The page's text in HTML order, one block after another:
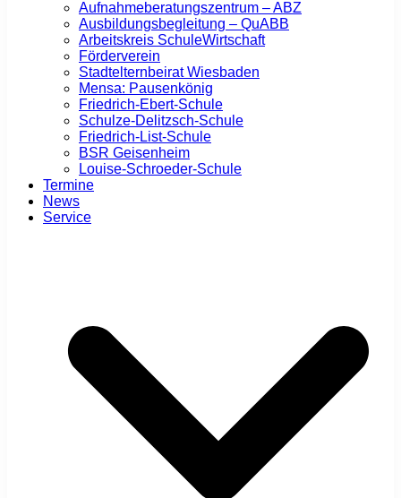
Aufnahmeberatungszentrum – ABZ
Ausbildungsbegleitung – QuABB
Arbeitskreis SchuleWirtschaft
Förderverein
Stadtelternbeirat Wiesbaden
Mensa: Pausenkönig
Friedrich-Ebert-Schule
Schulze-Delitzsch-Schule
Friedrich-List-Schule
BSR Geisenheim
Louise-Schroeder-Schule
Termine
News
Service